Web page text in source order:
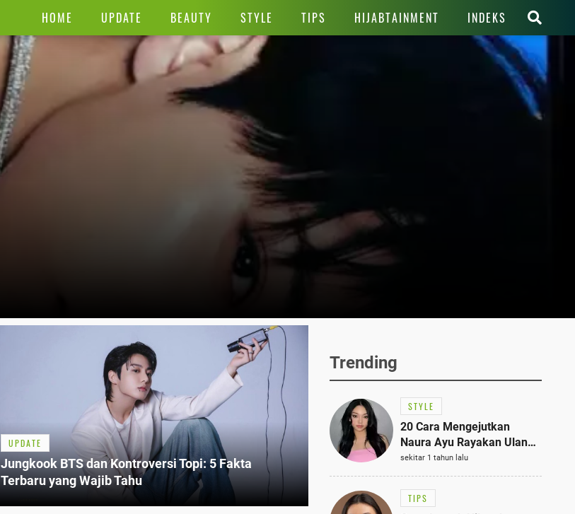
HOME UPDATE BEAUTY STYLE TIPS HIJABTAINMENT INDEKS
UPDATE
Jungkook BTS dan Kontroversi Topi: 5 Fakta
Terbaru yang Wajib Tahu
Trending
STYLE
20 Cara Mengejutkan
Naura Ayu Rayakan Ulang
Tahun di Panti Asuhan,
Terlihat Anggun dengan
Kaftan Cokelat
sekitar 1 tahun lalu
TIPS